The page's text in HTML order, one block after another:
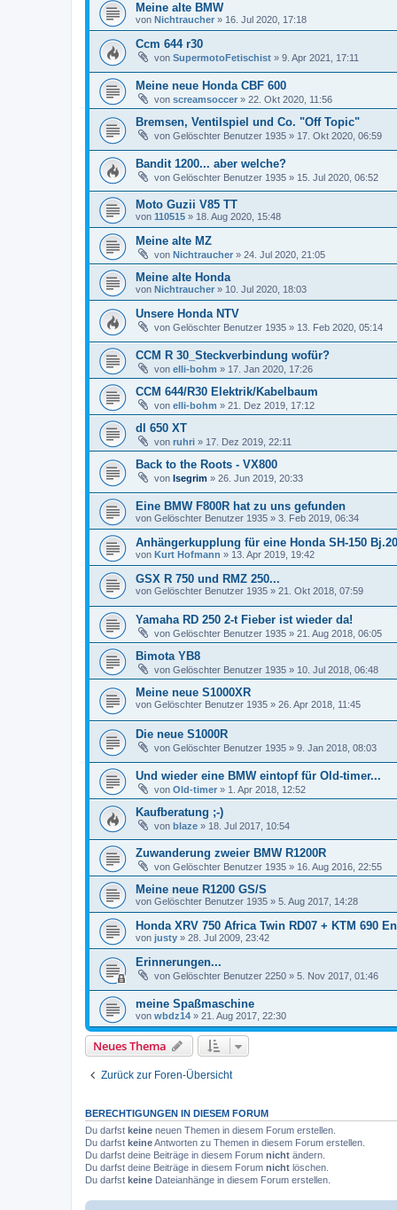
Meine alte BMW
von Nichtraucher » 16. Jul 2020, 17:18
Ccm 644 r30
von SupermotoFetischist » 9. Apr 2021, 17:11
Meine neue Honda CBF 600
von screamsoccer » 22. Okt 2020, 11:56
Bremsen, Ventilspiel und Co. "Off Topic"
von Gelöschter Benutzer 1935 » 17. Okt 2020, 06:59
Bandit 1200... aber welche?
von Gelöschter Benutzer 1935 » 15. Jul 2020, 06:52
Moto Guzii V85 TT
von 110515 » 18. Aug 2020, 15:48
Meine alte MZ
von Nichtraucher » 24. Jul 2020, 21:05
Meine alte Honda
von Nichtraucher » 10. Jul 2020, 18:03
Unsere Honda NTV
von Gelöschter Benutzer 1935 » 13. Feb 2020, 05:14
CCM R 30_Steckverbindung wofür?
von elli-bohm » 17. Jan 2020, 17:26
CCM 644/R30 Elektrik/Kabelbaum
von elli-bohm » 21. Dez 2019, 17:12
dl 650 XT
von ruhri » 17. Dez 2019, 22:11
Back to the Roots - VX800
von Isegrim » 26. Jun 2019, 20:33
Eine BMW F800R hat zu uns gefunden
von Gelöschter Benutzer 1935 » 3. Feb 2019, 06:34
Anhängerkupplung für eine Honda SH-150
von Kurt Hofmann » 13. Apr 2019, 19:42
GSX R 750 und RMZ 250...
von Gelöschter Benutzer 1935 » 21. Okt 2018, 07:59
Yamaha RD 250 2-t Fieber ist wieder da!
von Gelöschter Benutzer 1935 » 21. Aug 2018, 06:05
Bimota YB8
von Gelöschter Benutzer 1935 » 10. Jul 2018, 06:48
Meine neue S1000XR
von Gelöschter Benutzer 1935 » 26. Apr 2018, 11:45
Die neue S1000R
von Gelöschter Benutzer 1935 » 9. Jan 2018, 08:03
Und wieder eine BMW eintopf für Old-timer...
von Old-timer » 1. Apr 2018, 12:52
Kaufberatung ;-)
von blaze » 18. Jul 2017, 10:54
Zuwanderung zweier BMW R1200R
von Gelöschter Benutzer 1935 » 16. Aug 2016, 22:55
Meine neue R1200 GS/S
von Gelöschter Benutzer 1935 » 5. Aug 2017, 14:28
Honda XRV 750 Africa Twin RD07 + KTM 690
von justy » 28. Jul 2009, 23:42
Erinnerungen...
von Gelöschter Benutzer 2250 » 5. Nov 2017, 01:46
meine Spaßmaschine
von wbdz14 » 21. Aug 2017, 22:30
Neues Thema
Zurück zur Foren-Übersicht
BERECHTIGUNGEN IN DIESEM FORUM
Du darfst keine neuen Themen in diesem Forum erstellen.
Du darfst keineAntworten zu Themen in diesem Forum erstellen.
Du darfst deine Beiträge in diesem Forum nicht ändern.
Du darfst deine Beiträge in diesem Forum nicht löschen.
Du darfst keine Dateianhänge in diesem Forum erstellen.